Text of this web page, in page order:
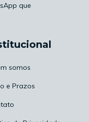
que
somos
e Prazos